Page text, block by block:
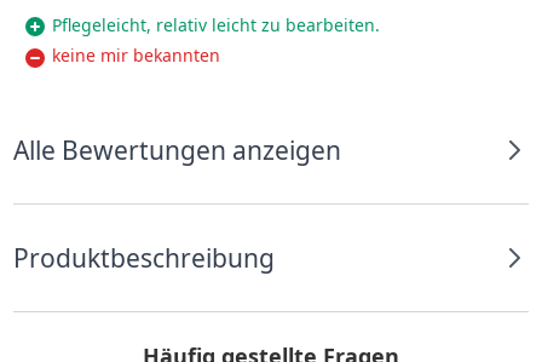
Pflegeleicht, relativ leicht zu bearbeiten.
keine mir bekannten
Alle Bewertungen anzeigen
Produktbeschreibung
Häufig gestellte Fragen